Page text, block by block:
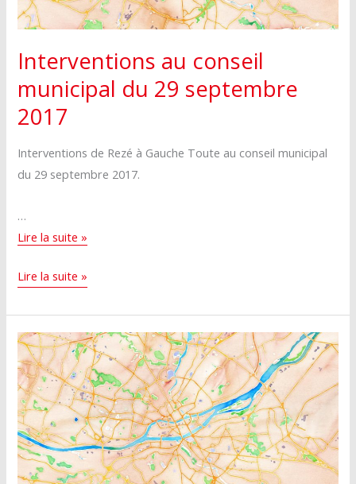
Interventions au conseil
municipal du 29 septembre
2017
Interventions de Rezé à Gauche Toute au conseil municipal
du 29 septembre 2017.
…
Interventions
conseil
29
septembre
2017
Lire la suite »
Interventions
conseil
municipal
du
29
septembre
2017
Lire la suite »